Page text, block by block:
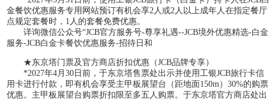
金餐饮优惠服务专用网站预订有机会享2人或2人以上成年人在指定餐厅
点规定套餐时，1人的套餐免费优惠。
详询微信公众号“JCB官方服务号-尊享礼遇--JCB境外优惠精选-白金
服务-JCB白金卡餐饮优惠服务-招待日和
★东京塔门票及官方商店折扣优惠（JCB品牌专享）
*2027年4月30日前，于东京塔售票处出示并使用工银JCB旅行卡信
用卡进行付款，即有机会享受主甲板展望台（距地面150m）30%的购票
优惠。主甲板展望台购票折扣限至多五人购票。于东京塔官方商店处出